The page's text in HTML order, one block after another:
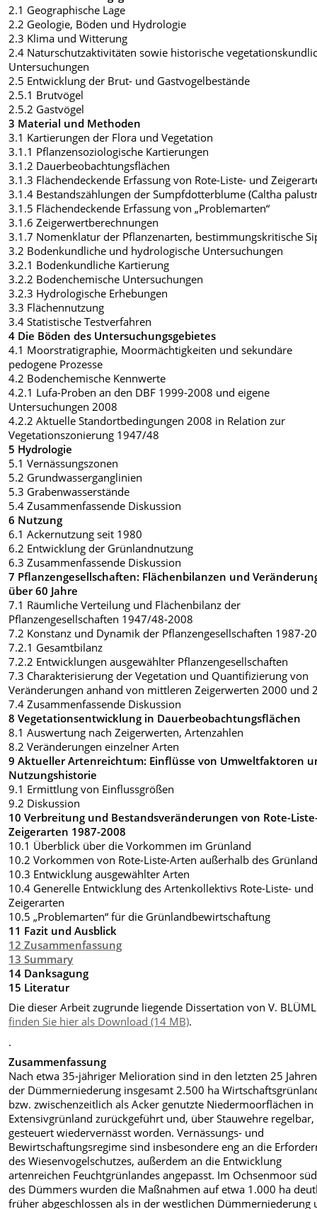
2.1 Geographische Lage
2.2 Geologie, Böden und Hydrologie
2.3 Klima und Witterung
2.4 Naturschutzaktivitäten sowie historische
Untersuchungen
2.5 Entwicklung der Brut- und Gastvogelbestände
2.5.1 Brutvögel
2.5.2 Gastvögel
3 Material und Methoden
3.1 Kartierungen der Flora und Vegetation
3.1.1 Pflanzensoziologische Kartierungen
3.1.2 Dauerbeobachtungsflächen
3.1.3 Flächendeckende Erfassung von Rote-Liste- und
3.1.4 Bestandszählungen der Sumpfdotterblume (Caltha
3.1.5 Flächendeckende Erfassung von „Problemarten“
3.1.6 Zeigerwertberechnungen
3.1.7 Nomenklatur der Pflanzenarten, bestimmungskritische
3.2 Bodenkundliche und hydrologische Untersuchungen
3.2.1 Bodenkundliche Kartierung
3.2.2 Bodenchemische Untersuchungen
3.2.3 Hydrologische Erhebungen
3.3 Flächennutzung
3.4 Statistische Testverfahren
4 Die Böden des Untersuchungsgebietes
4.1 Moorstratigraphie, Moormächtigkeiten und sekundäre
pedogene Prozesse
4.2 Bodenchemische Kennwerte
4.2.1 Lufa-Proben an den DBF 1999-2008 und eigene
Untersuchungen 2008
4.2.2 Aktuelle Standortbedingungen 2008 in Relation zur
Vegetationszonierung 1947/48
5 Hydrologie
5.1 Vernässungszonen
5.2 Grundwasserganglinien
5.3 Grabenwasserstände
5.4 Zusammenfassende Diskussion
6 Nutzung
6.1 Ackernutzung seit 1980
6.2 Entwicklung der Grünlandnutzung
6.3 Zusammenfassende Diskussion
7 Pflanzengesellschaften: Flächenbilanzen und
über 60 Jahre
7.1 Räumliche Verteilung und Flächenbilanz der
Pflanzengesellschaften 1947/48-2008
7.2 Konstanz und Dynamik der Pflanzengesellschaften 1987-
7.2.1 Gesamtbilanz
7.2.2 Entwicklungen ausgewählter Pflanzengesellschaften
7.3 Charakterisierung der Vegetation und Quantifizierung von
Veränderungen anhand von mittleren Zeigerwerten 2000 und
7.4 Zusammenfassende Diskussion
8 Vegetationsentwicklung in Dauerbeobachtungsflächen
8.1 Auswertung nach Zeigerwerten, Artenzahlen
8.2 Veränderungen einzelner Arten
9 Aktueller Artenreichtum: Einflüsse von Umweltfaktoren
Nutzungshistorie
9.1 Ermittlung von Einflussgrößen
9.2 Diskussion
10 Verbreitung und Bestandsveränderungen von Rote-
Zeigerarten 1987-2008
10.1 Überblick über die Vorkommen im Grünland
10.2 Vorkommen von Rote-Liste-Arten außerhalb des
10.3 Entwicklung ausgewählter Arten
10.4 Generelle Entwicklung des Artenkollektivs Rote-Liste- und
Zeigerarten
10.5 „Problemarten“ für die Grünlandbewirtschaftung
11 Fazit und Ausblick
12 Zusammenfassung
13 Summary
14 Danksagung
15 Literatur
Die dieser Arbeit zugrunde liegende Dissertation von V. BLÜML
finden Sie hier als Download (14 MB).
.
Zusammenfassung
Nach etwa 35-jähriger Melioration sind in den letzten 25
der Dümmerniederung insgesamt 2.500 ha
bzw. zwischenzeitlich als Acker genutzte Niedermoorflächen in
Extensivgrünland zurückgeführt und, über Stauwehre regelbar,
gesteuert wiedervernässt worden. Vernässungs- und
Bewirtschaftungsregime sind insbesondere eng an die
des Wiesenvogelschutzes, außerdem an die Entwicklung
artenreichen Feuchtgrünlandes angepasst. Im Ochsenmoor
des Dümmers wurden die Maßnahmen auf etwa 1.000 ha
früher abgeschlossen als in der westlichen Dümmerniederung